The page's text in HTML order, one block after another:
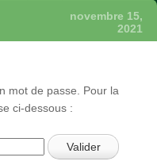
novembre 15,
2021
mot de passe. Pour la
ci-dessous :